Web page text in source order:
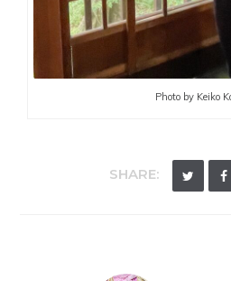
Photo by Keiko
SHARE: